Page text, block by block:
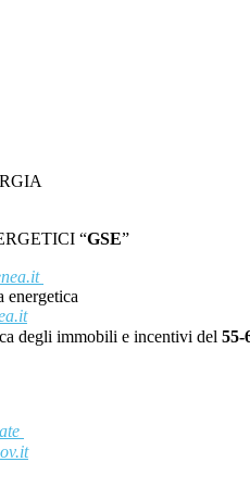
“GSE”
energetica
degli immobili e incentivi del 55-